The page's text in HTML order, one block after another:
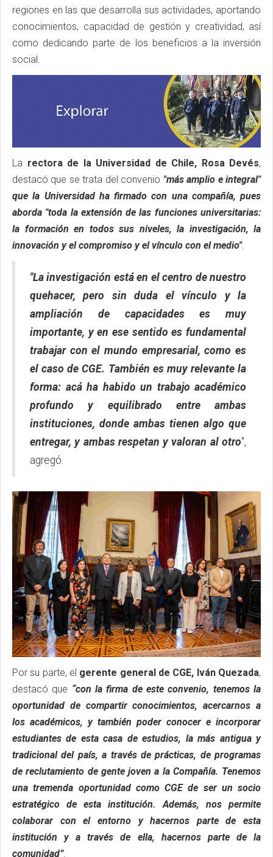
regiones en las que desarrolla sus actividades, aportando
conocimientos, capacidad de gestión y creatividad, así
como dedicando parte de los beneficios a la inversión
social.
La rectora de la Universidad de Chile, Rosa Devés,
destacó que se trata del convenio "más amplio e integral"
que la Universidad ha firmado con una compañía, pues
aborda "toda la extensión de las funciones universitarias:
la formación en todos sus niveles, la investigación, la
innovación y el compromiso y el vínculo con el medio".
"La investigación está en el centro de nuestro
quehacer, pero sin duda el vínculo y la
ampliación de capacidades es muy
importante, y en ese sentido es fundamental
trabajar con el mundo empresarial, como es
el caso de CGE. También es muy relevante la
forma: acá ha habido un trabajo académico
profundo y equilibrado entre ambas
instituciones, donde ambas tienen algo que
entregar, y ambas respetan y valoran al otro",
agregó.
Por su parte, el gerente general de CGE, Iván Quezada,
destacó que “con la firma de este convenio, tenemos la
oportunidad de compartir conocimientos, acercarnos a
los académicos, y también poder conocer e incorporar
estudiantes de esta casa de estudios, la más antigua y
tradicional del país, a través de prácticas, de programas
de reclutamiento de gente joven a la Compañía. Tenemos
una tremenda oportunidad como CGE de ser un socio
estratégico de esta institución. Además, nos permite
colaborar con el entorno y hacernos parte de esta
institución y a través de ella, hacernos parte de la
comunidad”.